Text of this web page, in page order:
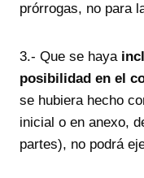
prórrogas, no para
3.- Que se haya
posibilidad en el
se hubiera hecho
inicial o en anexo,
partes), no podrá